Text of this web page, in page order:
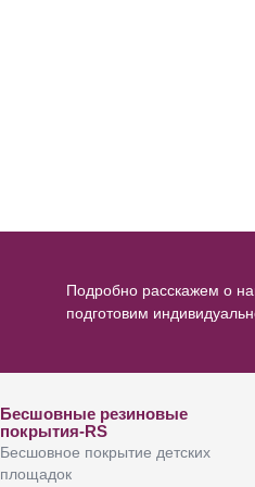
Подробно расскажем о
подготовим
Бесшовные резиновые
покрытия-RS
Бесшовное покрытие детских
площадок